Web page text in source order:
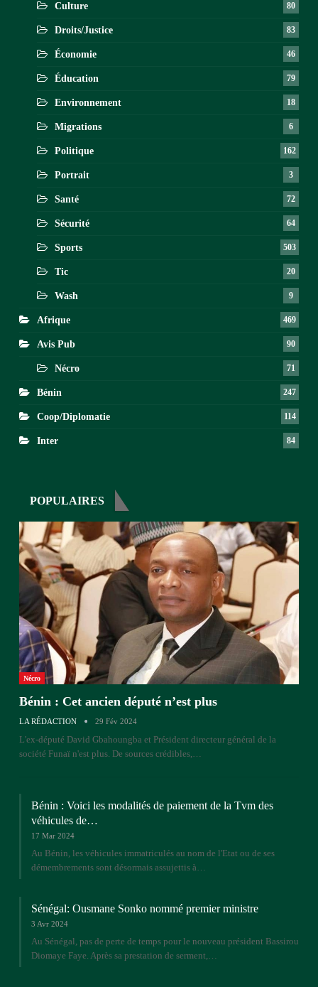
Culture 80
Droits/Justice 83
Économie 46
Éducation 79
Environnement 18
Migrations 6
Politique 162
Portrait 3
Santé 72
Sécurité 64
Sports 503
Tic 20
Wash 9
Afrique 469
Avis Pub 90
Nécro 71
Bénin 247
Coop/Diplomatie 114
Inter 84
POPULAIRES
Nécro
Bénin : Cet ancien député n’est plus
LA RÉDACTION 29 Fév 2024
L'ex-député David Gbahoungba et Président directeur général de la
société Funaï n'est plus. De sources crédibles,…
Bénin : Voici les modalités de paiement de la Tvm des
véhicules de…
17 Mar 2024
Au Bénin, les véhicules immatriculés au nom de l'Etat ou de ses
démembrements sont désormais assujettis à…
Sénégal: Ousmane Sonko nommé premier ministre
3 Avr 2024
Au Sénégal, pas de perte de temps pour le nouveau président Bassirou
Diomaye Faye. Après sa prestation de serment,…